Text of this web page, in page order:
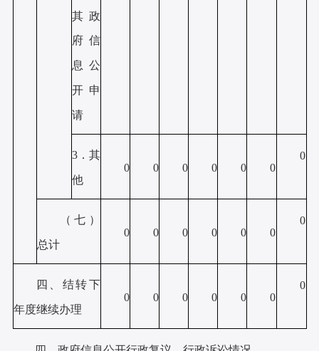
其政
府信
息公
开申
请
3．其
他
0 0 0 0 0 0
0
（七）
总计
0 0 0 0 0 0
0
四、结转下
年度继续办理
0 0 0 0 0 0
0